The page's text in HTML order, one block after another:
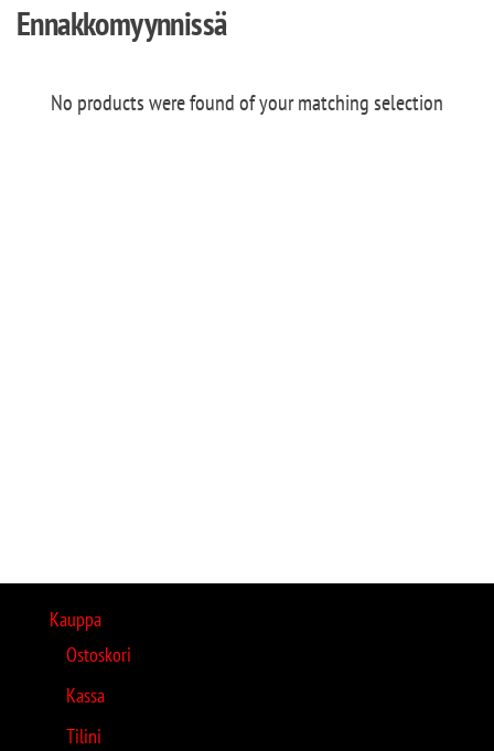
Ennakkomyynnissä
No products were found of your matching selection
Kauppa
Ostoskori
Kassa
Tilini